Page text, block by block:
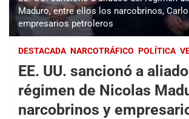
Maduro, entre ellos los narcobrinos,
empresarios petroleros
DESTACADA NARCOTRÁFICO POLÍTICA
EE. UU. sancionó a
régimen de Nicolas
narcobrinos y